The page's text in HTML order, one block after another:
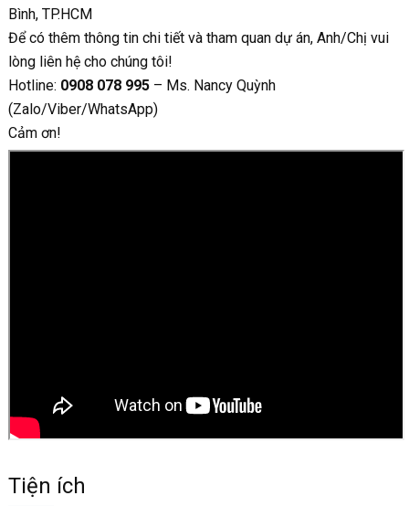
Bình, TP.HCM
Để có thêm thông tin chi tiết và tham quan dự án, Anh/Chị vui
lòng liên hệ cho chúng tôi!
Hotline: 0908 078 995– Ms. Nancy Quỳnh
(Zalo/Viber/WhatsApp)
Cảm ơn!
Tiện ích